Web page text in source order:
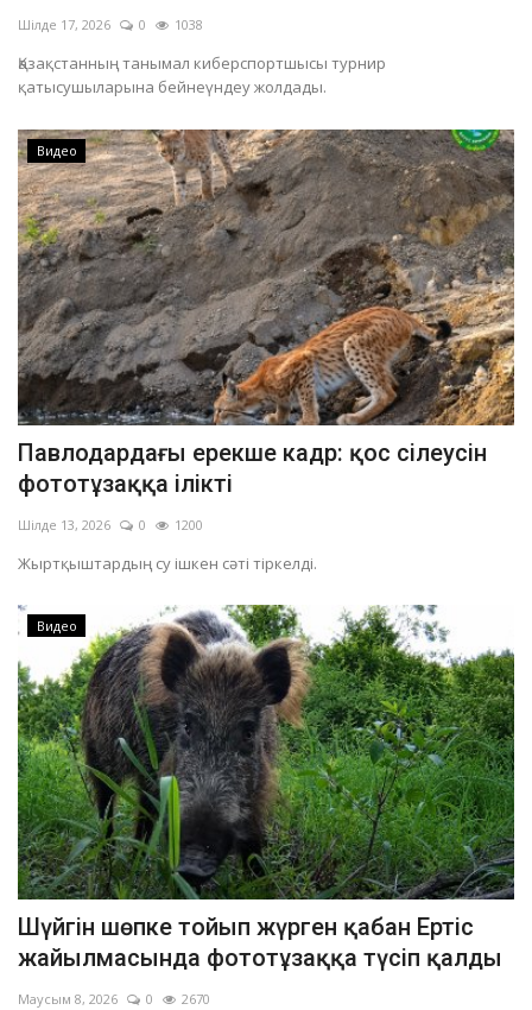
Шілде 17, 2026 0 1038
Қазақстанның танымал киберспортшысы турнир
қатысушыларына бейнеүндеу жолдады.
Видео
Павлодардағы ерекше кадр: қос сілеусін
фототұзаққа ілікті
Шілде 13, 2026 0 1200
Жыртқыштардың су ішкен сәті тіркелді.
Видео
Шүйгін шөпке тойып жүрген қабан Ертіс
жайылмасында фототұзаққа түсіп қалды
Маусым 8, 2026 0 2670